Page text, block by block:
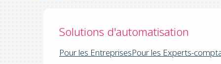
Solutions d'automatisation
Pour les EntreprisesPour les Experts-